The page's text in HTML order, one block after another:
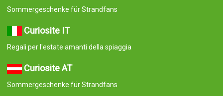
Sommergeschenke für Strandfans
Curiosite IT
Regali per l'estate amanti della spiaggia
Curiosite AT
Sommergeschenke für Strandfans